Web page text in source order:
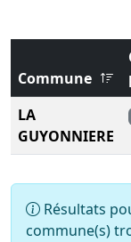
Commune
LA
GUYONNIERE
Résultats
commune(s)